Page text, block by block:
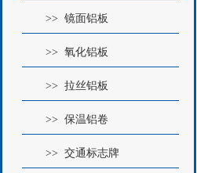
>> 镜面铝板
>> 氧化铝板
>> 拉丝铝板
>> 保温铝卷
>> 交通标志牌